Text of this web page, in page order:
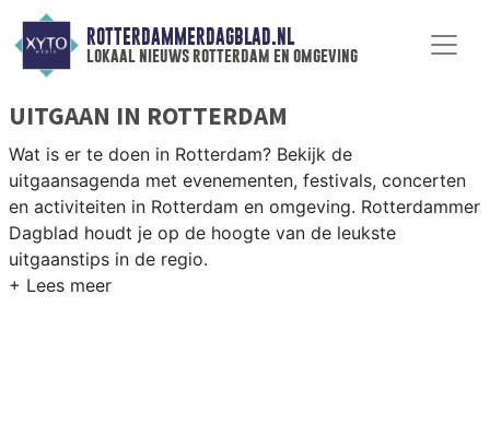
ROTTERDAMMERDAGBLAD.NL
lokaal nieuws rotterdam en omgeving
UITGAAN IN ROTTERDAM
Wat is er te doen in Rotterdam? Bekijk de
uitgaansagenda met evenementen, festivals, concerten
en activiteiten in Rotterdam en omgeving. Rotterdammer
Dagblad houdt je op de hoogte van de leukste
uitgaanstips in de regio.